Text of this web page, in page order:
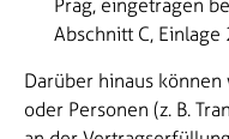
Prag, eingetragen
Abschnitt C,
Darüber hinaus
oder Personen (z. B.